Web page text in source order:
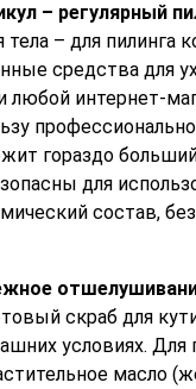
– регулярный
– для пилинга
средства для
любой интернет-
гораздо
для
состав,
скраб для
условиях. Для
масло